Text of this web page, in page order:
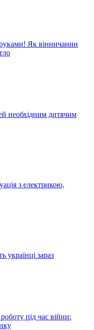
руками! Як вінничанин
необхідним дитячим
з електрикою,
українці зараз
під час війни: